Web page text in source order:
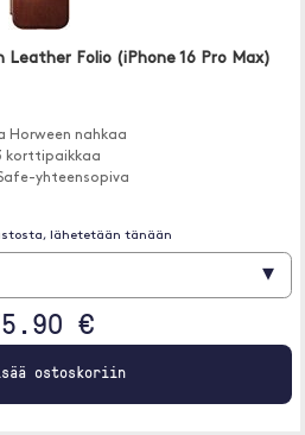
Folio (iPhone 16 Pro Max)
Horween nahkaa
korttipaikkaa
yhteensopiva
lähetetään tänään
▾
€
ostoskoriin